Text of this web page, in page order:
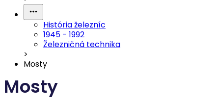
História železníc
1945 - 1992
Železničná technika
>
Mosty
Mosty